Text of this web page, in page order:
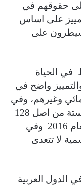
حقوقهم في
على اساس
على
13 بالمئة فقط في الحياة
واضح في
وغيرهم، وفي
2018 كان عدد النساء في البرلمان ستة من اصل 128
ووزيرة واحدة من اصل ثلاثين في العام 2016 وفي
لا تتعدى
الدول العربية